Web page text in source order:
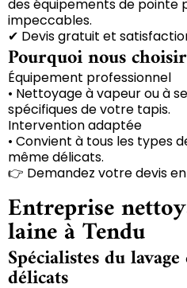
des équipements de pointe
impeccables.
✔ Devis gratuit et
Pourquoi nous
Équipement professionnel
• Nettoyage à vapeur ou à
spécifiques de votre tapis.
Intervention adaptée
• Convient à tous les types
même délicats.
👉 Demandez votre devis
Entreprise
laine à Tendu
Spécialistes du
délicats